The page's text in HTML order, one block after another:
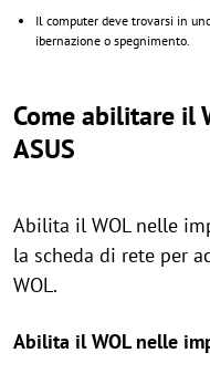
Il computer deve trovarsi in
ibernazione o spegnimento.
Come abilitare il
ASUS
Abilita il WOL nelle
la scheda di rete per
WOL.
Abilita il WOL nelle